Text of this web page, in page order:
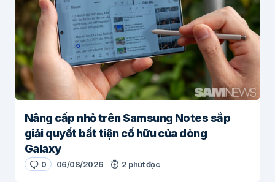
Nâng cấp nhỏ trên Samsung Notes sắp
giải quyết bất tiện cố hữu của dòng
Galaxy
0 06/08/2026 2 phút đọc